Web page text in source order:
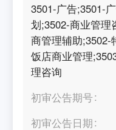
3501-广告;3501-
划;3502-商业管理
商管理辅助;3502-
饭店商业管理
理咨询
初审公告期号
初审公告日期